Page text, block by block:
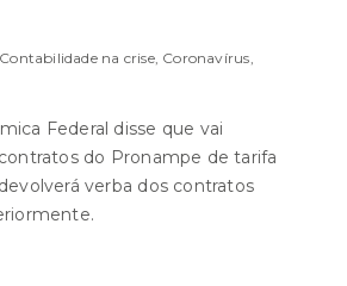
Contabilidade na crise, Coronavírus,
Federal disse que vai
do Pronampe de tarifa
verba dos contratos